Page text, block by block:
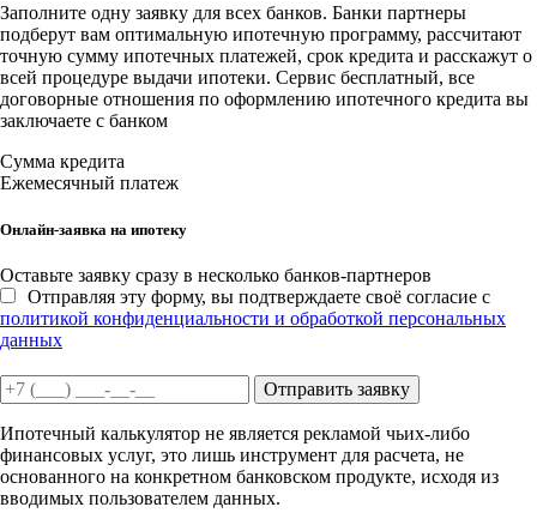
Заполните одну заявку для всех банков. Банки партнеры
подберут вам оптимальную ипотечную программу, рассчитают
точную сумму ипотечных платежей, срок кредита и расскажут о
всей процедуре выдачи ипотеки. Сервис бесплатный, все
договорные отношения по оформлению ипотечного кредита вы
заключаете с банком
Сумма кредита
Ежемесячный платеж
Онлайн-заявка на ипотеку
Оставьте заявку сразу в несколько банков-партнеров
Отправляя эту форму, вы подтверждаете своё согласие с
политикой конфиденциальности и обработкой персональных
данных
Отправить заявку
Ипотечный калькулятор не является рекламой чьих-либо
финансовых услуг, это лишь инструмент для расчета, не
основанного на конкретном банковском продукте, исходя из
вводимых пользователем данных.